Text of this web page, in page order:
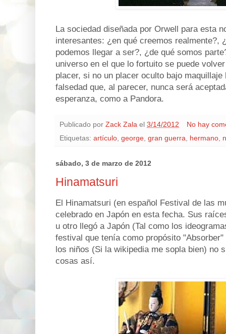
La sociedad diseñada por Orwell para esta
interesantes: ¿en qué creemos realmente?,
podemos llegar a ser?, ¿de qué somos
universo en el que lo fortuito se puede
placer, si no un placer oculto bajo
falsedad que, al parecer, nunca será
esperanza, como a Pandora.
Publicado por Zack Zala el 3/14/2012
No hay
Etiquetas: artículo george gran guerra hermano
sábado, 3 de marzo de 2012
Hinamatsuri
El Hinamatsuri (en español Festival de las
celebrado en Japón en esta fecha. Sus
u otro llegó a Japón (Tal como los
festival que tenía como propósito
los niños (Si la wikipedia me sopla bien) no
cosas así.